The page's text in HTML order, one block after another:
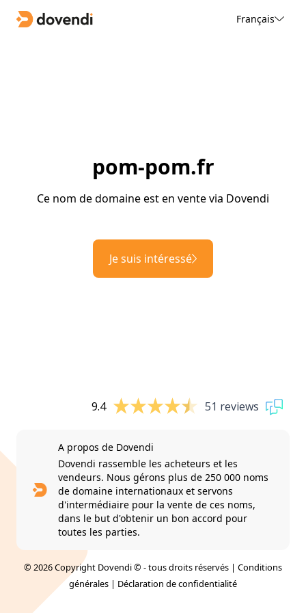
Français
pom-pom.fr
Ce nom de domaine est en vente via Dovendi
Je suis intéressé
9.4 51 reviews
A propos de Dovendi
Dovendi rassemble les acheteurs et les
vendeurs. Nous gérons plus de 250 000 noms
de domaine internationaux et servons
d'intermédiaire pour la vente de ces noms,
dans le but d'obtenir un bon accord pour
toutes les parties.
© 2026 Copyright Dovendi © - tous droits réservés | Conditions
générales | Déclaration de confidentialité